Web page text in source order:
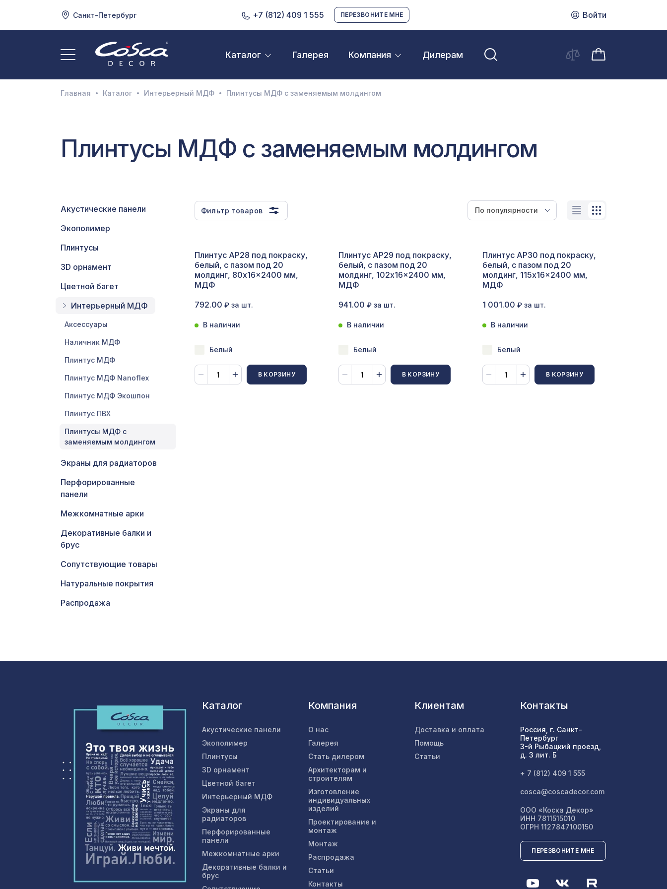
Санкт-Петербург +7 (812) 409 1 555 ПЕРЕЗВОНИТЕ МНЕ Войти
Каталог Галерея Компания Дилерам
3D орнамент
Акустические панели
Декоративные балки и брус
Межкомнатные арки
Натуральные покрытия
Распродажа
Цветной багет
Экополимер
ПОПУЛЯРНЫЕ ТОВАРЫ
Перфорированная панель ДАМАСКО,
2070х930мм, ХДФ, клён
Натуральные обои Cosca Сириус, 0,91 x 5,5 м 1810 ₽
Перфорированная панель КВАДРО 11-45,
2800х1250мм, ХДФ, венге
Натуральные обои Cosca Кавэтто-25, 0,91 x 5,5 м
Перфорированная панель ВЕРОНИКА,
2800х1250мм, ХДФ, ольха
Натуральные обои Cosca Traditional Prints L5083,
Главная Каталог Интерьерный МДФ Плинтусы МДФ с заменяемым молдингом
Плинтусы МДФ с заменяемым молдингом
Акустические панели
Экополимер
Плинтусы
3D орнамент
Цветной багет
Интерьерный МДФ
Аксессуары
Наличник МДФ
Плинтус МДФ
Плинтус МДФ Nanoflex
Плинтус МДФ Экошпон
Плинтус ПВХ
Плинтусы МДФ с
заменяемым молдингом
Экраны для радиаторов
Перфорированные
панели
Межкомнатные арки
Декоративные балки и
брус
Сопутствующие товары
Натуральные покрытия
Распродажа
Фильтр товаров По популярности
Плинтус AP28 под покраску,
белый, с пазом под 20
молдинг, 80x16x2400 мм,
МДФ
792.00 ₽ за шт.
В наличии
Белый
В КОРЗИНУ
Плинтус AP29 под покраску,
белый, с пазом под 20
молдинг, 102x16x2400 мм,
МДФ
941.00 ₽ за шт.
В наличии
Белый
В КОРЗИНУ
Плинтус AP30 под покраску,
белый, с пазом под 20
молдинг, 115x16x2400 мм,
МДФ
1 001.00 ₽ за шт.
В наличии
Белый
В КОРЗИНУ
Каталог
Акустические панели
Экополимер
Плинтусы
3D орнамент
Цветной багет
Интерьерный МДФ
Экраны для
радиаторов
Перфорированные
панели
Межкомнатные арки
Декоративные балки и
брус
Компания
О нас
Галерея
Стать дилером
Архитекторам и
строителям
Изготовление
индивидуальных
изделий
Проектирование и
монтаж
Монтаж
Распродажа
Статьи
Контакты
Клиентам
Доставка и оплата
Помощь
Статьи
Контакты
Россия, г. Санкт-
Петербург
3-й Рыбацкий проезд,
д. 3 лит. Б
+ 7 (812) 409 1 555
cosca@coscadecor.com
ООО «Коска Декор»
ИНН 7811515010
ОГРН 1127847100150
ПЕРЕЗВОНИТЕ МНЕ